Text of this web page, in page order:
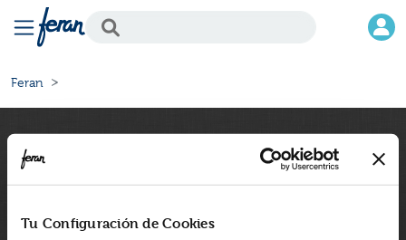
Tu Configuración de Cookies
Feran